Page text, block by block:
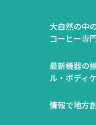
大自然の中
コーヒー専
最新機器の
ル・ボディ
情報で地方